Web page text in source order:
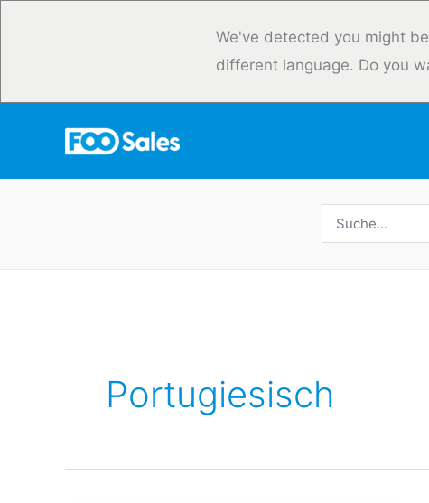
We've detected you might
different language. Do you
nach:
Portugiesisch